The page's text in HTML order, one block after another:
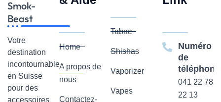
Smok-
Beast
Votre
destination
incontournable
en Suisse
pour des
accessoires
Home
A propos de
nous
Contactez-
Tabac
Shishas
Vaporizer
Vapes
Numéro
de
téléphone
041 22 782
22 13